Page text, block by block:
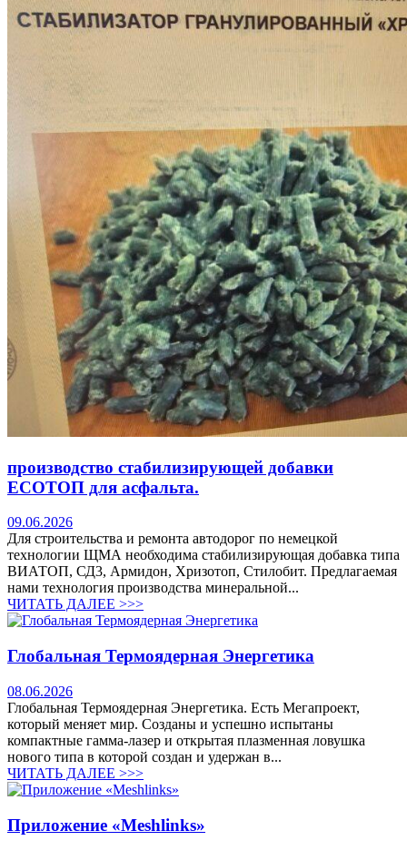
производство стабилизирующей добавки
ЕСОТОП для асфальта.
09.06.2026
Для строительства и ремонта автодорог по немецкой
технологии ЩМА необходима стабилизирующая добавка типа
ВИАТОП, СД3, Армидон, Хризотоп, Стилобит. Предлагаемая
нами технология производства минеральной...
ЧИТАТЬ ДАЛЕЕ >>>
Глобальная Термоядерная Энергетика
08.06.2026
Глобальная Термоядерная Энергетика. Есть Мегапроект,
который меняет мир. Созданы и успешно испытаны
компактные гамма-лазер и открытая плазменная ловушка
нового типа в которой создан и удержан в...
ЧИТАТЬ ДАЛЕЕ >>>
Приложение «Meshlinks»